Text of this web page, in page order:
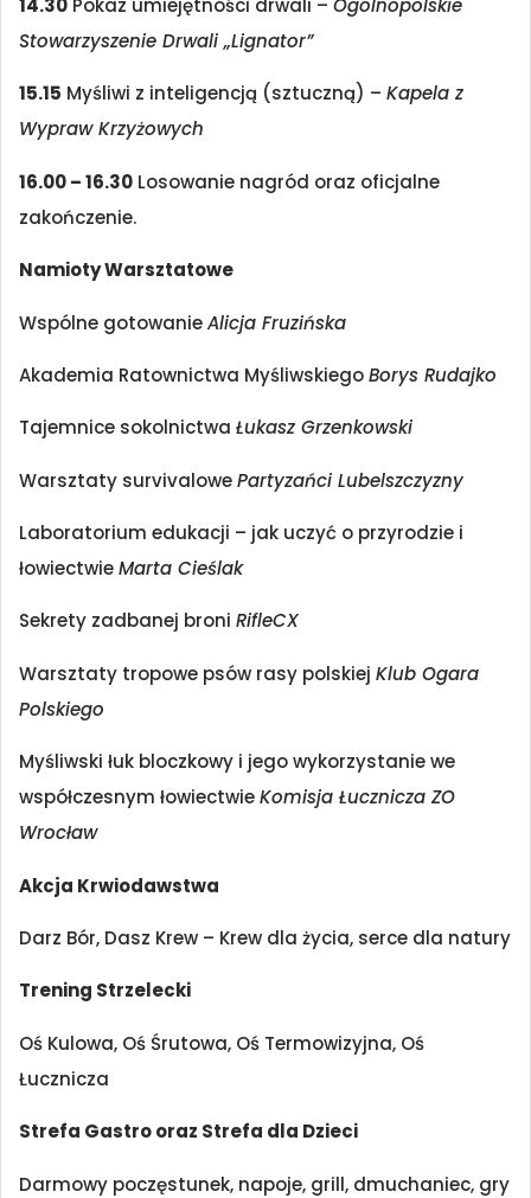
14.30 Pokaz umiejętności drwali – Ogólnopolskie
Stowarzyszenie Drwali „Lignator”
15.15 Myśliwi z inteligencją (sztuczną) – Kapela z
Wypraw Krzyżowych
16.00 – 16.30 Losowanie nagród oraz oficjalne
zakończenie.
Namioty Warsztatowe
Wspólne gotowanieAlicja Fruzińska
Akademia Ratownictwa MyśliwskiegoBorys Rudajko
Tajemnice sokolnictwa Łukasz Grzenkowski
Warsztaty survivalowePartyzańci Lubelszczyzny
Laboratorium edukacji – jak uczyć o przyrodzie i
łowiectwieMarta Cieślak
Sekrety zadbanej broni RifleCX
Warsztaty tropowe psów rasy polskiej Klub Ogara
Polskiego
Myśliwski łuk bloczkowy i jego wykorzystanie we
współczesnym łowiectwieKomisja Łucznicza ZO
Wrocław
Akcja Krwiodawstwa
Darz Bór, Dasz Krew – Krew dla życia, serce dla natury
Trening Strzelecki
Oś Kulowa, Oś Śrutowa, Oś Termowizyjna, Oś
Łucznicza
Strefa Gastro oraz Strefa dla Dzieci
Darmowy poczęstunek, napoje, grill, dmuchaniec, gry